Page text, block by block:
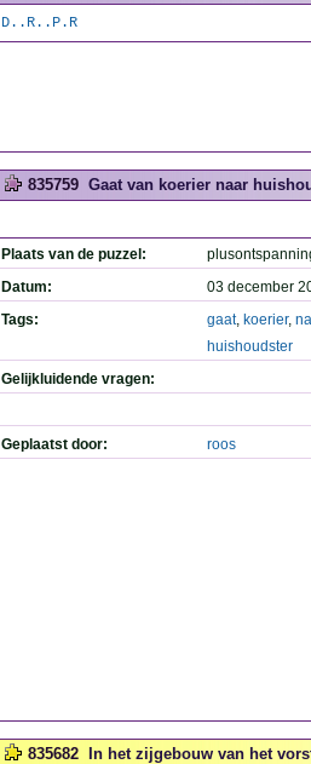
D..R..P.R
835759 Gaat van koerier naar
Plaats van de puzzel:
Datum:
03 december
Tags:
gaat, koerier,
huishoudster
Gelijkluidende vragen:
Geplaatst door: roos
835682 In het zijgebouw van het